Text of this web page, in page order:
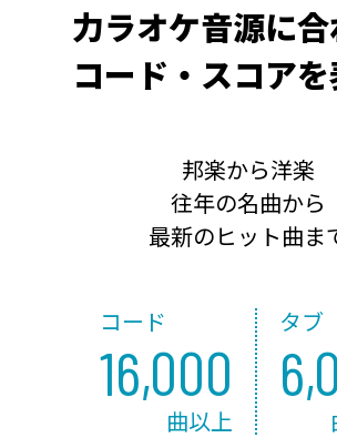
力ラオケ音源に
コード・スコアを
邦楽から洋楽
往年の名曲から
最新のヒット曲ま
コード
16,000
曲以上
タブ